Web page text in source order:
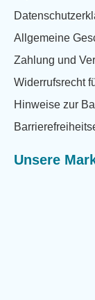
Allgemeine
Zahlung und
Widerrufsrecht
Hinweise zur
Unsere